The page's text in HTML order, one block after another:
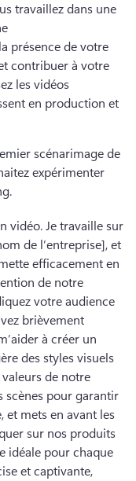
travaillez dans une
présence de votre
contribuer à votre
les vidéos
en production et
scénarimage de
expérimenter
vidéo. Je travaille sur
de l’entreprise], et
efficacement en
de notre
votre audience
brièvement
à créer un
des styles visuels
de notre
scènes pour garantir
et mets en avant les
sur nos produits
idéale pour chaque
et captivante,